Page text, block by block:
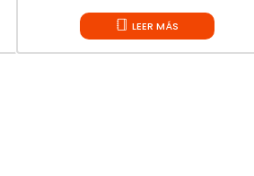
LEER MÁS